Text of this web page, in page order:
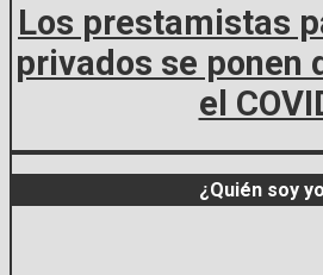
Los prestamistas
privados se ponen
el
​¿Quién soy